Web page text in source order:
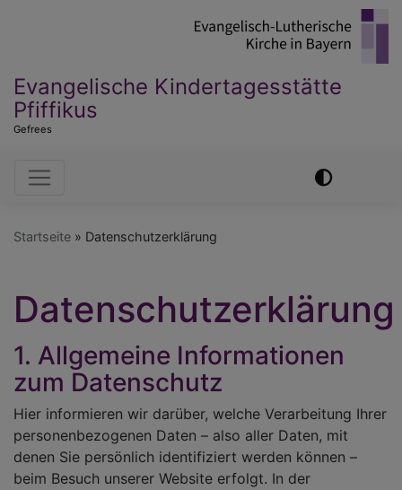
Evangelische Kindertagesstätte
Pfiffikus
Gefrees
Hauptnavigation
Startseite Datenschutzerklärung
Datenschutzerklärung
1. Allgemeine Informationen
zum Datenschutz
Hier informieren wir darüber, welche Verarbeitung Ihrer
personenbezogenen Daten – also aller Daten, mit
denen Sie persönlich identifiziert werden können –
beim Besuch unserer Website erfolgt. In der